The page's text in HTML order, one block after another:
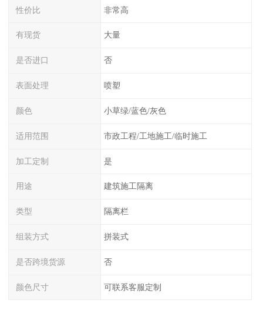
性价比 非常高
有现货 大量
是否进口 否
表面处理 喷塑
颜色 小草绿/蓝色/灰色
适用范围 市政工程/工地施工/临时施工
加工定制 是
用途 建筑施工隔离
类型 隔离栏
组装方式 拼装式
是否跨境货源 否
颜色尺寸 可联系客服定制